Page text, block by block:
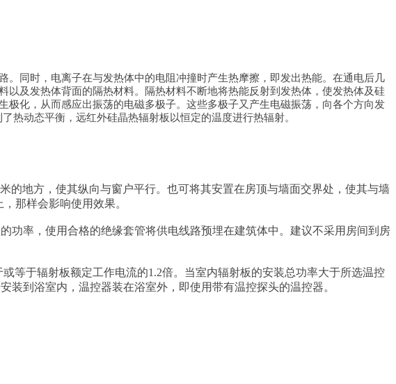
同时，电离子在与发热体中的电阻冲撞时产生热摩擦，即发出热能。在通电后几
及发热体背面的隔热材料。隔热材料不断地将热能反射到发热体，使发热体及硅
化，从而感应出振荡的电磁多极子。这些多极子又产生电磁振荡，向各个方向发
热动态平衡，远红外硅晶热辐射板以恒定的温度进行热辐射。
的地方，使其纵向与窗户平行。也可将其安置在房顶与墙面交界处，使其与墙
那样会影响使用效果。
功率，使用合格的绝缘套管将供电线路预埋在建筑体中。建议不采用房间到房
等于辐射板额定工作电流的1.2倍。当室内辐射板的安装总功率大于所选温控
到浴室内，温控器装在浴室外，即使用带有温控探头的温控器。